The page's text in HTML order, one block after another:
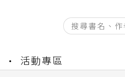
活動專區